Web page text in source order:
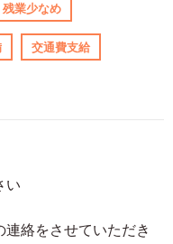
残業少なめ
交通費支給
い
連絡をさせていただき